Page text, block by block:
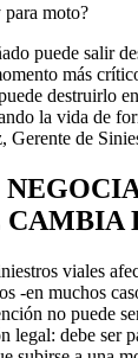
puede salir
más
destruirlo
la vida de
Gerente de
viales
-en muchos
no puede
legal: debe ser